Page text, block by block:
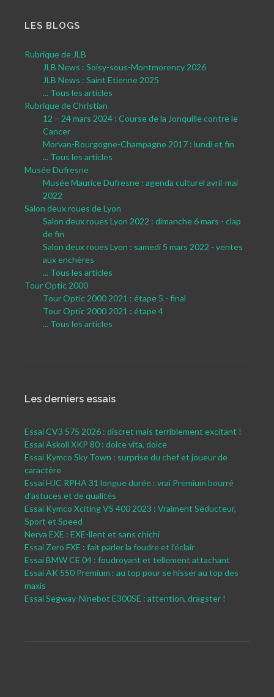
LES BLOGS
Rubrique de JLB
JLB News : Soisy-sous-Montmorency 2026
JLB News : Saint Etienne 2025
... Tous les articles
Rubrique de Christian
12 – 24 mars 2024 : Course de la Jonquille contre le
Cancer
Morvan-Bourgogne-Champagne 2017 : lundi et fin
... Tous les articles
Musée Dufresne
Musée Maurice Dufresne : agenda culturel avril-mai
2022
Salon deux roues de Lyon
Salon deux roues Lyon 2022 : dimanche 6 mars - clap
de fin
Salon deux roues Lyon : samedi 5 mars 2022 - ventes
aux enchères
... Tous les articles
Tour Optic 2000
Tour Optic 2000 2021 : étape 5 - final
Tour Optic 2000 2021 : étape 4
... Tous les articles
Les derniers essais
Essai CV3 575 2026 : discret mais terriblement excitant !
Essai Askoll XKP 80 : dolce vita, dolce
Essai Kymco Sky Town : surprise du chef et joueur de
caractère
Essai HJC RPHA 31 longue durée : vrai Premium bourré
d’astuces et de qualités
Essai Kymco Xciting VS 400 2023 : Vraiment Séducteur,
Sport et Speed
Nerva EXE : EXE-llent et sans chichi
Essai Zero FXE : fait parler la foudre et l’éclair
Essai BMW CE 04 : foudroyant et tellement attachant
Essai AK 550 Premium : au top pour se hisser au top des
maxis
Essai Segway-Ninebot E300SE : attention, dragster !